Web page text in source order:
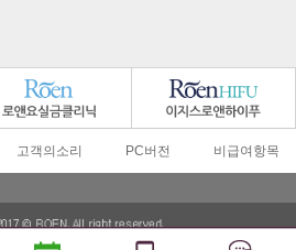
고객의소리 PC버전 비급여항목